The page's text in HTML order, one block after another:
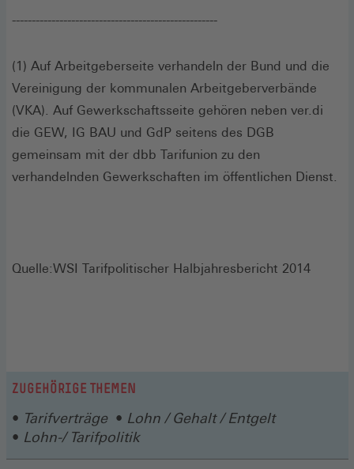
----------------------------------------------------
(1) Auf Arbeitgeberseite verhandeln der Bund und die
Vereinigung der kommunalen Arbeitgeberverbände
(VKA). Auf Gewerkschaftsseite gehören neben ver.di
die GEW, IG BAU und GdP seitens des DGB
gemeinsam mit der dbb Tarifunion zu den
verhandelnden Gewerkschaften im öffentlichen Dienst.
Quelle:WSI Tarifpolitischer Halbjahresbericht 2014
ZUGEHÖRIGE THEMEN
Tarifverträge
Lohn / Gehalt / Entgelt
Lohn-/ Tarifpolitik